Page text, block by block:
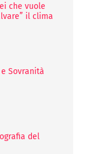
che vuole
il clima
Sovranità
del